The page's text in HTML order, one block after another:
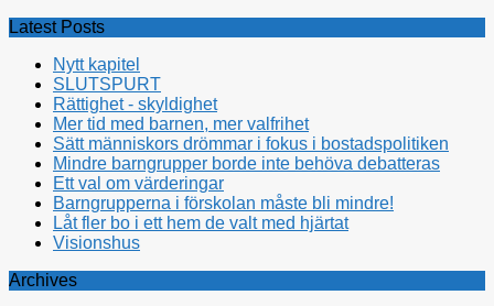
Latest Posts
Nytt kapitel
SLUTSPURT
Rättighet - skyldighet
Mer tid med barnen, mer valfrihet
Sätt människors drömmar i fokus i bostadspolitiken
Mindre barngrupper borde inte behöva debatteras
Ett val om värderingar
Barngrupperna i förskolan måste bli mindre!
Låt fler bo i ett hem de valt med hjärtat
Visionshus
Archives